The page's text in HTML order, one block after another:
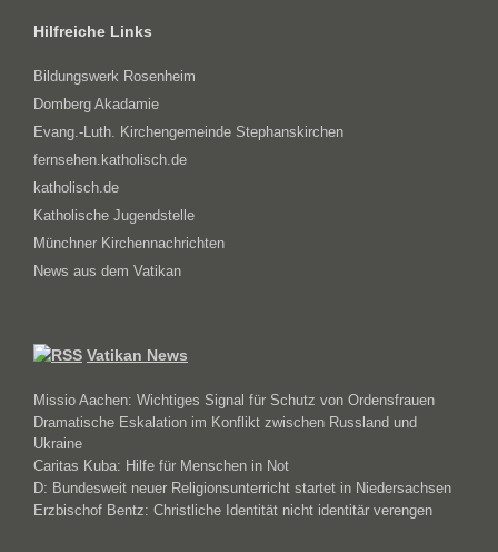
Hilfreiche Links
Bildungswerk Rosenheim
Domberg Akadamie
Evang.-Luth. Kirchengemeinde Stephanskirchen
fernsehen.katholisch.de
katholisch.de
Katholische Jugendstelle
Münchner Kirchennachrichten
News aus dem Vatikan
Vatikan News
Missio Aachen: Wichtiges Signal für Schutz von Ordensfrauen
Dramatische Eskalation im Konflikt zwischen Russland und
Ukraine
Caritas Kuba: Hilfe für Menschen in Not
D: Bundesweit neuer Religionsunterricht startet in Niedersachsen
Erzbischof Bentz: Christliche Identität nicht identitär verengen